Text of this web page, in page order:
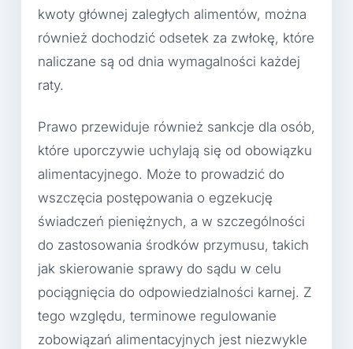
kwoty głównej zaległych alimentów, można
również dochodzić odsetek za zwłokę, które
naliczane są od dnia wymagalności każdej
raty.
Prawo przewiduje również sankcje dla osób,
które uporczywie uchylają się od obowiązku
alimentacyjnego. Może to prowadzić do
wszczęcia postępowania o egzekucję
świadczeń pieniężnych, a w szczególności
do zastosowania środków przymusu, takich
jak skierowanie sprawy do sądu w celu
pociągnięcia do odpowiedzialności karnej. Z
tego względu, terminowe regulowanie
zobowiązań alimentacyjnych jest niezwykle